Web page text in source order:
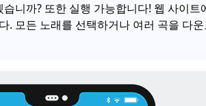
니까? 또한 실행 가능합니다! 웹 사이트
. 모든 노래를 선택하거나 여러 곡을 다